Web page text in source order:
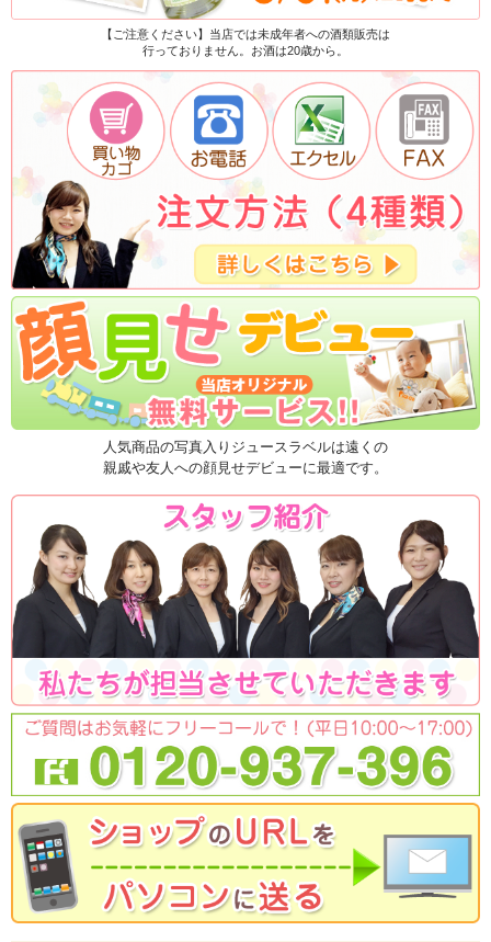
【ご注意ください】当店では未成年者への酒類販売は
行っておりません。お酒は20歳から。
人気商品の写真入りジュースラベルは遠くの
親戚や友人への顔見せデビューに最適です。